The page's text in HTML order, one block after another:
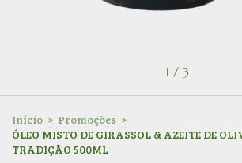
1 / 3
Início > Promoções >
ÓLEO MISTO DE GIRASSOL & AZEITE DE
TRADIÇÃO 500ML